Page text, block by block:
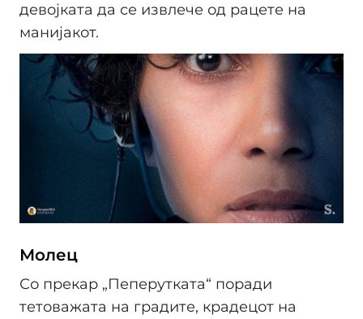
девојката да се извлече од рацете на
манијакот.
Молец
Со прекар „Пеперутката“ поради
тетоважата на градите, крадецот на